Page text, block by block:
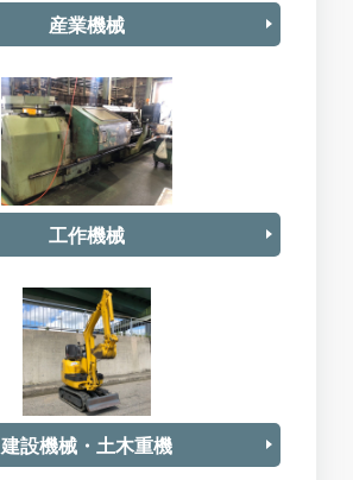
産業機械
工作機械
建設機械・土木重機